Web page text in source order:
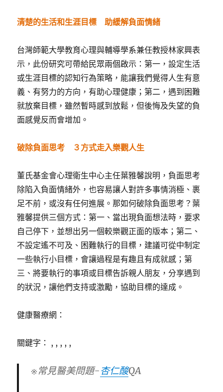
清楚的生活和生涯目標 助緩解負面情緒
台灣師範大學教育心理與輔導學系兼任教授林家興表
示，此份研究可帶給民眾兩個啟示：第一，設定生活
或生涯目標的認知行為策略，能讓我們覺得人生有意
義、有努力的方向，有助心理健康；第二，遇到困難
就放棄目標，雖然暫時感到放鬆，但後悔及失望的負
面感覺反而會增加。
破除負面思考 ３方式走入樂觀人生
董氏基金會心理衛生中心主任葉雅馨說明，負面思考
除陷入負面情緒外，也容易讓人對許多事情消極、裹
足不前，或沒有任何進展。那如何破除負面思考？葉
雅馨提供三個方式：第一、當出現負面想法時，要求
自己停下，並想出另一個較樂觀正面的版本；第二、
不設定遙不可及、困難執行的目標，建議可從中制定
一些執行小目標，會讓過程是有趣且有成就感；第
三、將要執行的事項或目標告訴親人朋友，分享遇到
的狀況，讓他們支持或激勵，協助目標的達成。
健康醫療網：
關鍵字： , , , , ,
※常見醫美問題-杏仁酸QA